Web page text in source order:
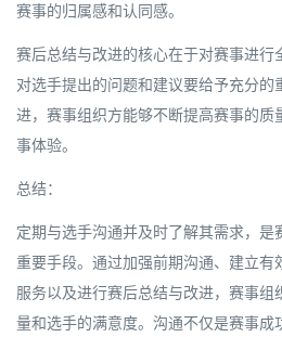
赛事的归属感和认同感。
赛后总结与改进的核心在于对赛事进行
对选手提出的问题和建议要给予充分
进，赛事组织方能够不断提高赛事的质
事体验。
总结：
定期与选手沟通并及时了解其需求，是
重要手段。通过加强前期沟通、建立有
服务以及进行赛后总结与改进，赛事
量和选手的满意度。沟通不仅是赛事成